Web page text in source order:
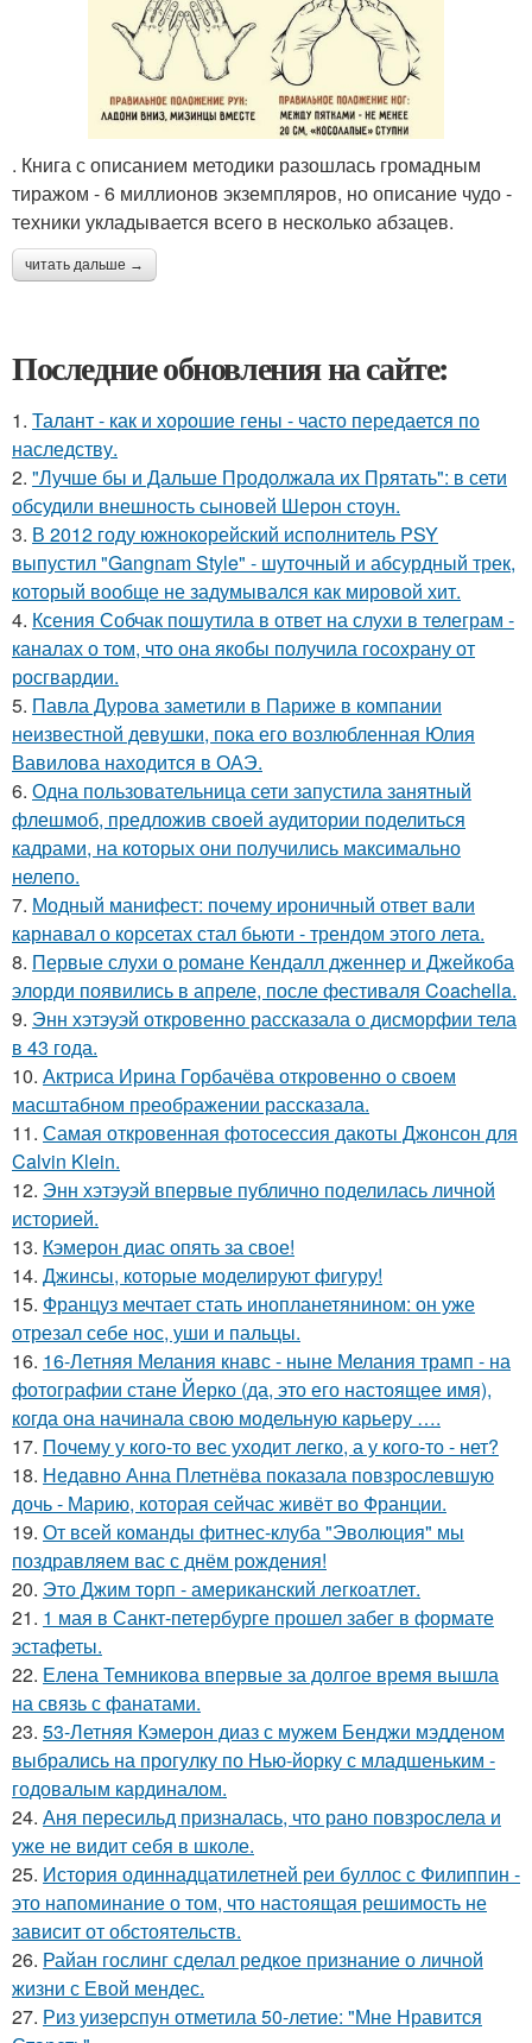
. Книга с описанием методики разошлась громадным
тиражом - 6 миллионов экземпляров, но описание чудо -
техники укладывается всего в несколько абзацев.
читать дальше →
Последние обновления на сайте:
1. Талант - как и хорошие гены - часто передается по
наследству.
2. "Лучше бы и Дальше Продолжала их Прятать": в сети
обсудили внешность сыновей Шерон стоун.
3. В 2012 году южнокорейский исполнитель PSY
выпустил "Gangnam Style" - шуточный и абсурдный трек,
который вообще не задумывался как мировой хит.
4. Ксения Собчак пошутила в ответ на слухи в телеграм -
каналах о том, что она якобы получила госохрану от
росгвардии.
5. Павла Дурова заметили в Париже в компании
неизвестной девушки, пока его возлюбленная Юлия
Вавилова находится в ОАЭ.
6. Одна пользовательница сети запустила занятный
флешмоб, предложив своей аудитории поделиться
кадрами, на которых они получились максимально
нелепо.
7. Модный манифест: почему ироничный ответ вали
карнавал о корсетах стал бьюти - трендом этого лета.
8. Первые слухи о романе Кендалл дженнер и Джейкоба
элорди появились в апреле, после фестиваля Coachella.
9. Энн хэтэуэй откровенно рассказала о дисморфии тела
в 43 года.
10. Актриса Ирина Горбачёва откровенно о своем
масштабном преображении рассказала.
11. Самая откровенная фотосессия дакоты Джонсон для
Calvin Klein.
12. Энн хэтэуэй впервые публично поделилась личной
историей.
13. Кэмерон диас опять за свое!
14. Джинсы, которые моделируют фигуру!
15. Француз мечтает стать инопланетянином: он уже
отрезал себе нос, уши и пальцы.
16. 16-Летняя Мелания кнавс - ныне Мелания трамп - на
фотографии стане Йерко (да, это его настоящее имя),
когда она начинала свою модельную карьеру ….
17. Почему у кого-то вес уходит легко, а у кого-то - нет?
18. Недавно Анна Плетнёва показала повзрослевшую
дочь - Марию, которая сейчас живёт во Франции.
19. От всей команды фитнес-клуба "Эволюция" мы
поздравляем вас с днём рождения!
20. Это Джим торп - американский легкоатлет.
21. 1 мая в Санкт-петербурге прошел забег в формате
эстафеты.
22. Елена Темникова впервые за долгое время вышла
на связь с фанатами.
23. 53-Летняя Кэмерон диаз с мужем Бенджи мэдденом
выбрались на прогулку по Нью-йорку с младшеньким -
годовалым кардиналом.
24. Аня пересильд призналась, что рано повзрослела и
уже не видит себя в школе.
25. История одиннадцатилетней реи буллос с Филиппин -
это напоминание о том, что настоящая решимость не
зависит от обстоятельств.
26. Райан гослинг сделал редкое признание о личной
жизни с Евой мендес.
27. Риз уизерспун отметила 50-летие: "Мне Нравится